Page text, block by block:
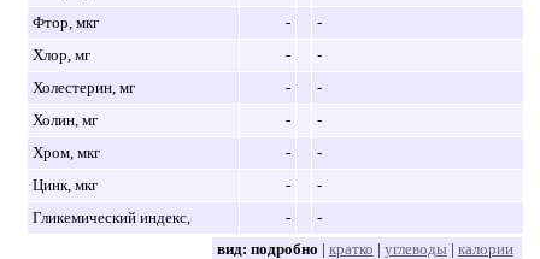
Фтор, мкг
-
-
Хлор, мг
-
-
Холестерин, мг
-
-
Холин, мг
-
-
Хром, мкг
-
-
Цинк, мкг
-
-
Гликемический индекс,
-
-
вид: подробно | кратко | углеводы| калории